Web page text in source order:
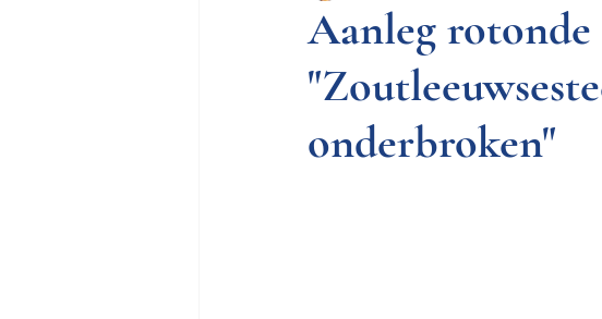
Aanleg
onderbroken"